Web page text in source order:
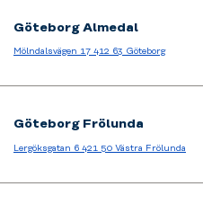
Göteborg Almedal
Mölndalsvägen 17 412 63 Göteborg
Göteborg Frölunda
Lergöksgatan 6 421 50 Västra Frölunda